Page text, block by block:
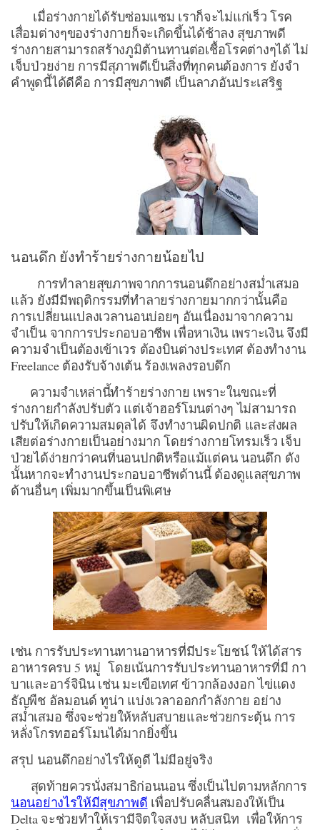
เมื่อร่างกายได้รับซ่อมแซม เราก็จะไม่แก่เร็ว โรค
เสื่อมต่างๆของร่างกายก็จะเกิดขึ้นได้ช้าลง สุขภาพดี
ร่างกายสามารถสร้างภูมิต้านทานต่อเชื้อโรคต่างๆได้ ไม่
เจ็บป่วยง่าย การมีสุภาพดีเป็นสิ่งที่ทุกคนต้องการ ยังจำ
คำพูดนี้ได้ดีคือ การมีสุขภาพดี เป็นลาภอันประเสริฐ
นอนดึก ยังทำร้ายร่างกายน้อยไป
การทำลายสุขภาพจากการนอนดึกอย่างสม่ำเสมอ
แล้ว ยังมีมีพฤติกรรมที่ทำลายร่างกายมากกว่านั้นคือ
การเปลี่ยนแปลงเวลานอนบ่อยๆ อันเนื่องมาจากความ
จำเป็น จากการประกอบอาชีพ เพื่อหาเงิน เพราะเงิน จึงมี
ความจำเป็นต้องเข้าเวร ต้องบินต่างประเทศ ต้องทำงาน
Freelance ต้องรับจ้างเต้น ร้องเพลงรอบดึก
ความจำเหล่านี้ทำร้ายร่างกาย เพราะในขณะที่
ร่างกายกำลังปรับตัว แต่เจ้าฮอร์โมนต่างๆ ไม่สามารถ
ปรับให้เกิดความสมดุลได้ จึงทำงานผิดปกติ และส่งผล
เสียต่อร่างกายเป็นอย่างมาก โดยร่างกายโทรมเร็ว เจ็บ
ป่วยได้ง่ายกว่าคนที่นอนปกติหรือแม้แต่คน นอนดึก ดัง
นั้นหากจะทำงานประกอบอาชีพด้านนี้ ต้องดูแลสุขภาพ
ด้านอื่นๆ เพิ่มมากขึ้นเป็นพิเศษ
เช่น การรับประทานทานอาหารที่มีประโยชน์ ให้ได้สาร
อาหารครบ 5 หมู่ โดยเน้นการรับประทานอาหารที่มี กา
บาและอาร์จินิน เช่น มะเขือเทศ ข้าวกล้องงอก ไข่แดง
ธัญพืช อัลมอนด์ ทูน่า แบ่งเวลาออกกำลังกาย อย่าง
สม่ำเสมอ ซึ่งจะช่วยให้หลับสบายและช่วยกระตุ้น การ
หลั่งโกรทฮอร์โมนได้มากยิ่งขึ้น
สรุป นอนดึกอย่างไรให้ดูดี ไม่มีอยู่จริง
สุดท้ายควรนั่งสมาธิก่อนนอน ซึ่งเป็นไปตามหลักการ
นอนอย่างไรให้มีสุขภาพดี เพื่อปรับคลื่นสมองให้เป็น
Delta จะช่วยทำให้เรามีจิตใจสงบ หลับสนิท เพื่อให้การ